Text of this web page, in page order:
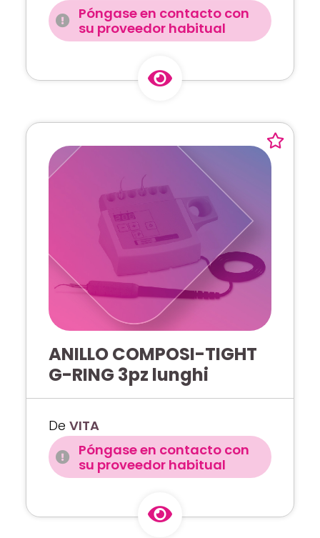
Póngase en contacto con
su proveedor habitual
ANILLO COMPOSI-TIGHT
G-RING 3pz lunghi
DeVITA
Póngase en contacto con
su proveedor habitual